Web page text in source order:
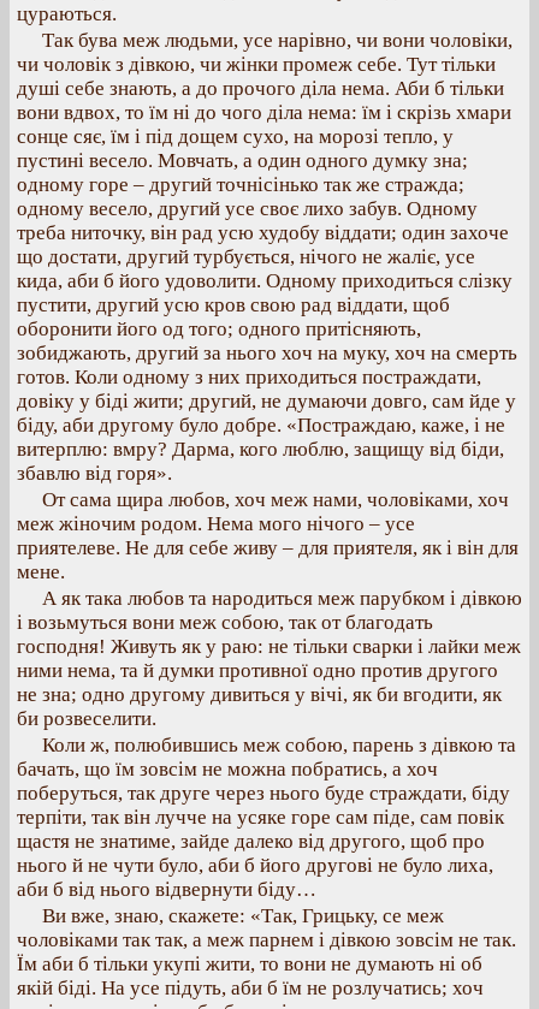
цураються.
Так бува меж людьми, усе нарівно, чи вони чоловіки,
чи чоловік з дівкою, чи жінки промеж себе. Тут тільки
душі себе знають, а до прочого діла нема. Аби б тільки
вони вдвох, то їм ні до чого діла нема: їм і скрізь хмари
сонце сяє, їм і під дощем сухо, на морозі тепло, у
пустині весело. Мовчать, а один одного думку зна;
одному горе – другий точнісінько так же стражда;
одному весело, другий усе своє лихо забув. Одному
треба ниточку, він рад усю худобу віддати; один захоче
що достати, другий турбується, нічого не жаліє, усе
кида, аби б його удоволити. Одному приходиться слізку
пустити, другий усю кров свою рад віддати, щоб
оборонити його од того; одного притісняють,
зобиджають, другий за нього хоч на муку, хоч на смерть
готов. Коли одному з них приходиться постраждати,
довіку у біді жити; другий, не думаючи довго, сам йде у
біду, аби другому було добре. «Постраждаю, каже, і не
витерплю: вмру? Дарма, кого люблю, защищу від біди,
збавлю від горя».
От сама щира любов, хоч меж нами, чоловіками, хоч
меж жіночим родом. Нема мого нічого – усе
приятелеве. Не для себе живу – для приятеля, як і він для
мене.
А як така любов та народиться меж парубком і дівкою
і возьмуться вони меж собою, так от благодать
господня! Живуть як у раю: не тільки сварки і лайки меж
ними нема, та й думки противної одно против другого
не зна; одно другому дивиться у вічі, як би вгодити, як
би розвеселити.
Коли ж, полюбившись меж собою, парень з дівкою та
бачать, що їм зовсім не можна побратись, а хоч
поберуться, так друге через нього буде страждати, біду
терпіти, так він лучче на усяке горе сам піде, сам повік
щастя не знатиме, зайде далеко від другого, щоб про
нього й не чути було, аби б його другові не було лиха,
аби б від нього відвернути біду…
Ви вже, знаю, скажете: «Так, Грицьку, се меж
чоловіками так так, а меж парнем і дівкою зовсім не так.
Їм аби б тільки укупі жити, то вони не думають ні об
якій біді. На усе підуть, аби б їм не розлучатись; хоч